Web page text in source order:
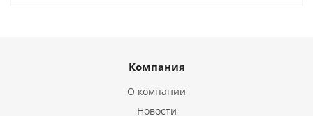
Компания
О компании
Новости